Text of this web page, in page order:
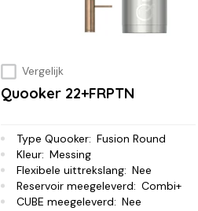
Vergelijk
Quooker 22+FRPTN
Type Quooker: Fusion Round
Kleur: Messing
Flexibele uittrekslang: Nee
Reservoir meegeleverd: Combi+
CUBE meegeleverd: Nee